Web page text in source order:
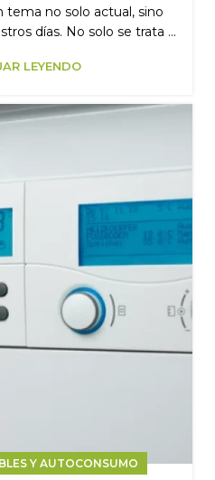
tema no solo actual, sino
días. No solo se trata ...
LEYENDO
Y AUTOCONSUMO